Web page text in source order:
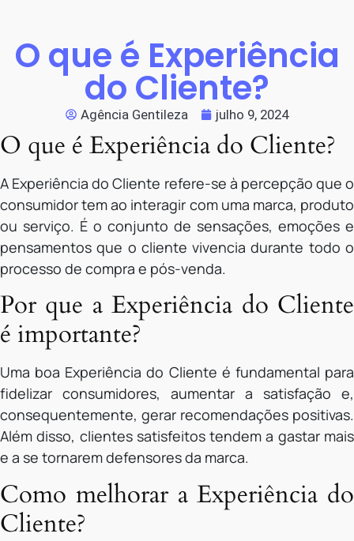
O que é Experiência
do Cliente?
Agência Gentileza julho 9, 2024
O que é Experiência do Cliente?
A Experiência do Cliente refere-se à percepção que o
consumidor tem ao interagir com uma marca, produto
ou serviço. É o conjunto de sensações, emoções e
pensamentos que o cliente vivencia durante todo o
processo de compra e pós-venda.
Por que a Experiência do Cliente
é importante?
Uma boa Experiência do Cliente é fundamental para
fidelizar consumidores, aumentar a satisfação e,
consequentemente, gerar recomendações positivas.
Além disso, clientes satisfeitos tendem a gastar mais
e a se tornarem defensores da marca.
Como melhorar a Experiência do
Cliente?